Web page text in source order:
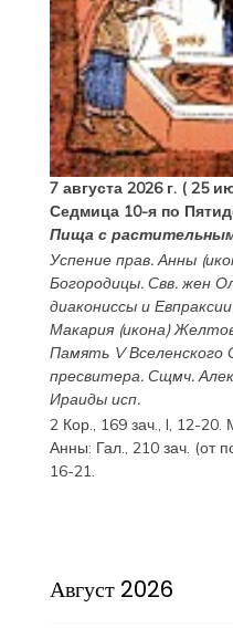
7 августа 2026 г. ( 25
Седмица 10-я по
Пища с
Успение прав.Анны(
Богородицы. Свв. жен
диакониссы и Евпраксии
Макария(икона)
Память V Вселенского
пресвитера. Сщмч.
Ираидыисп.
2 Кор., 169 зач., I, 12-20.
Анны: Гал., 210 зач. (от
16-21.
Август 2026